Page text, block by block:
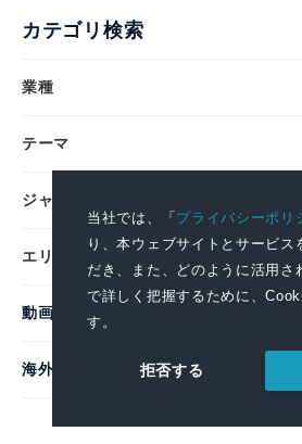
当社では、「プライバシーポリ
り、本ウェブサイトとサービス
だき、また、どのように活用さ
で詳しく把握するために、
す。
拒否する
カテゴリ検索
業種
テーマ
ジャンル
エリア
動画
海外企業